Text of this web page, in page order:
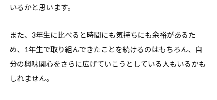
ャ
ア
支
援
いるかと思います。
また、3年生に比べると時間にも気持ちにも余裕があるた
め、1年生で取り組んできたことを続けるのはもちろん、自
分の興味関心をさらに広げていこうとしている人もいるかも
しれません。